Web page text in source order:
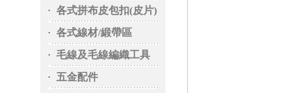
‧ 各式拼布皮包扣(皮片)
‧ 各式線材/緞帶區
‧ 毛線及毛線編織工具
‧ 五金配件